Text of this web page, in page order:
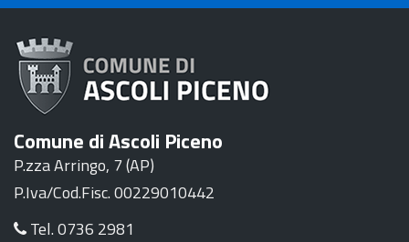
Comune di Ascoli Piceno
P.zza Arringo, 7 (AP)
P.Iva/Cod.Fisc. 00229010442
Tel. 0736 2981